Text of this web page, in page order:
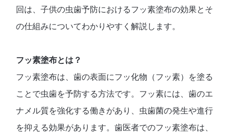
回は、子供の虫歯予防におけるフッ素塗布の効果とそ
の仕組みについてわかりやすく解説します。
フッ素塗布とは？
フッ素塗布は、歯の表面にフッ化物（フッ素）を塗る
ことで虫歯を予防する方法です。フッ素には、歯のエ
ナメル質を強化する働きがあり、虫歯菌の発生や進行
を抑える効果があります。歯医者でのフッ素塗布は、